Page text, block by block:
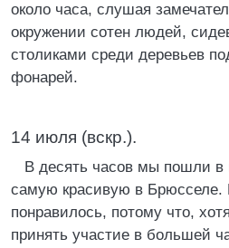
около часа, слушая
окружении сотен людей,
столиками среди деревьев
фонарей.
14 июля (вскр.).
В десять часов мы пошли
самую красивую в Брюсселе.
понравилось, потому что,
принять участие в большей